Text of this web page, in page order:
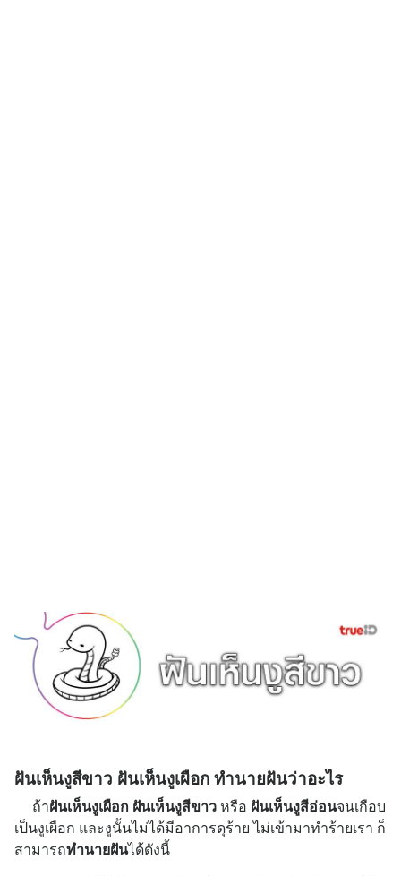
ฝันเห็นงูสีขาว ฝันเห็นงูเผือก ทำนายฝันว่าอะไร
ถ้าฝันเห็นงูเผือก ฝันเห็นงูสีขาว หรือ ฝันเห็นงูสีอ่อนจนเกือบ
เป็นงูเผือก และงูนั้นไม่ได้มีอาการดุร้าย ไม่เข้ามาทำร้ายเรา ก็
สามารถทำนายฝันได้ดังนี้